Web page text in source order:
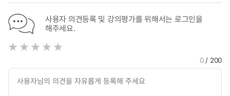
사용자 의견등록 및 강의평가를 위해서는 로그인을
해주세요.
0/ 200